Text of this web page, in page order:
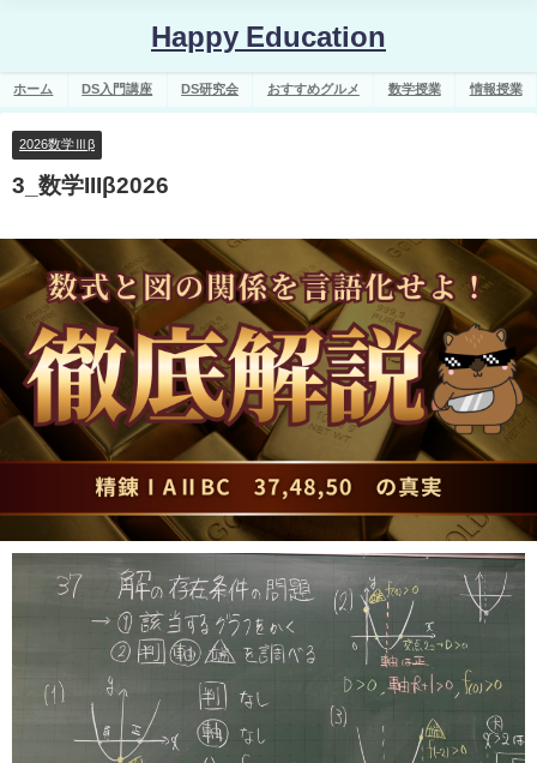
Happy Education
ホーム DS入門講座 DS研究会 おすすめグルメ 数学授業 情報授業
2026数学Ⅲβ
3_数学IIIβ2026